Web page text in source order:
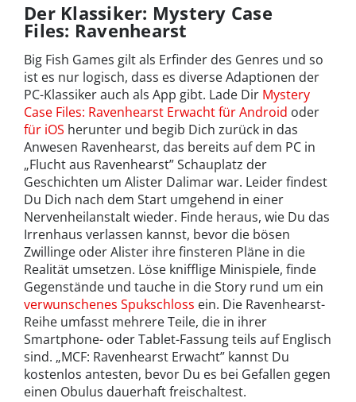
Der Klassiker: Mystery Case
Files: Ravenhearst
Big Fish Games gilt als Erfinder des Genres und so
ist es nur logisch, dass es diverse Adaptionen der
PC-Klassiker auch als App gibt. Lade Dir Mystery
Case Files: Ravenhearst Erwacht für Android oder
für iOS herunter und begib Dich zurück in das
Anwesen Ravenhearst, das bereits auf dem PC in
„Flucht aus Ravenhearst” Schauplatz der
Geschichten um Alister Dalimar war. Leider findest
Du Dich nach dem Start umgehend in einer
Nervenheilanstalt wieder. Finde heraus, wie Du das
Irrenhaus verlassen kannst, bevor die bösen
Zwillinge oder Alister ihre finsteren Pläne in die
Realität umsetzen. Löse knifflige Minispiele, finde
Gegenstände und tauche in die Story rund um ein
verwunschenes Spukschloss ein. Die Ravenhearst-
Reihe umfasst mehrere Teile, die in ihrer
Smartphone- oder Tablet-Fassung teils auf Englisch
sind. „MCF: Ravenhearst Erwacht” kannst Du
kostenlos antesten, bevor Du es bei Gefallen gegen
einen Obulus dauerhaft freischaltest.